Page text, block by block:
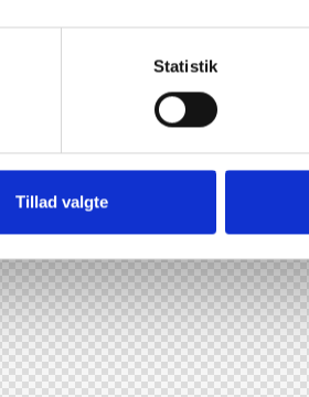
Statistik
Tillad valgte